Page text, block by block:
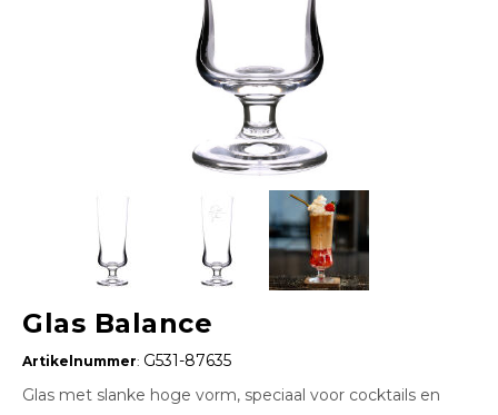
Glas Balance
Artikelnummer: G531-87635
Glas met slanke hoge vorm, speciaal voor cocktails en